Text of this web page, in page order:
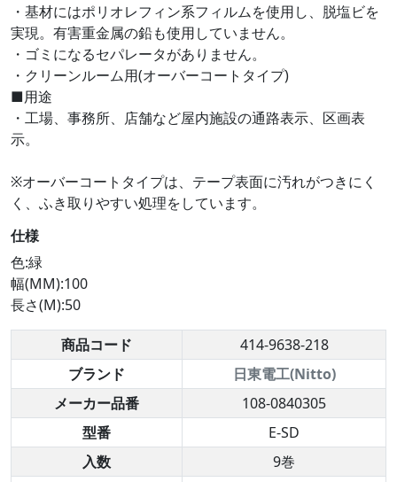
・基材にはポリオレフィン系フィルムを使用し、脱塩ビを
実現。有害重金属の鉛も使用していません。
・ゴミになるセパレータがありません。
・クリーンルーム用(オーバーコートタイプ)
■用途
・工場、事務所、店舗など屋内施設の通路表示、区画表
示。
※オーバーコートタイプは、テープ表面に汚れがつきにく
く、ふき取りやすい処理をしています。
仕様
色:緑
幅(MM):100
長さ(M):50
商品コード
414-9638-218
ブランド
日東電工(Nitto)
メーカー品番
108-0840305
型番
E-SD
入数
9巻